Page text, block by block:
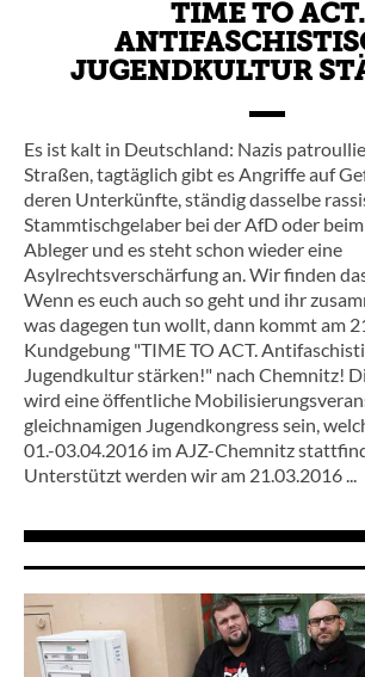
TIME TO ACT.
JUGENDKULTUR
Es ist kalt in Deutschland: Nazis
Straßen, tagtäglich gibt es Angriffe auf
deren Unterkünfte, ständig dasselbe
Stammtischgelaber bei der AfD oder
Ableger und es steht schon wieder eine
Asylrechtsverschärfung an. Wir finden
Wenn es euch auch so geht und ihr
was dagegen tun wollt, dann kommt am
Kundgebung "TIME TO ACT.
Jugendkultur stärken!" nach Chemnitz!
wird eine öffentliche
gleichnamigen Jugendkongress sein,
01.-03.04.2016 im AJZ-Chemnitz
Unterstützt werden wir am 21.03.2016 ...